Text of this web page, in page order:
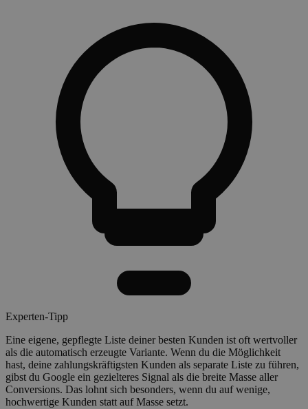
Experten-Tipp
Eine eigene, gepflegte Liste deiner besten Kunden ist oft wertvoller
als die automatisch erzeugte Variante. Wenn du die Möglichkeit
hast, deine zahlungskräftigsten Kunden als separate Liste zu führen,
gibst du Google ein gezielteres Signal als die breite Masse aller
Conversions. Das lohnt sich besonders, wenn du auf wenige,
hochwertige Kunden statt auf Masse setzt.